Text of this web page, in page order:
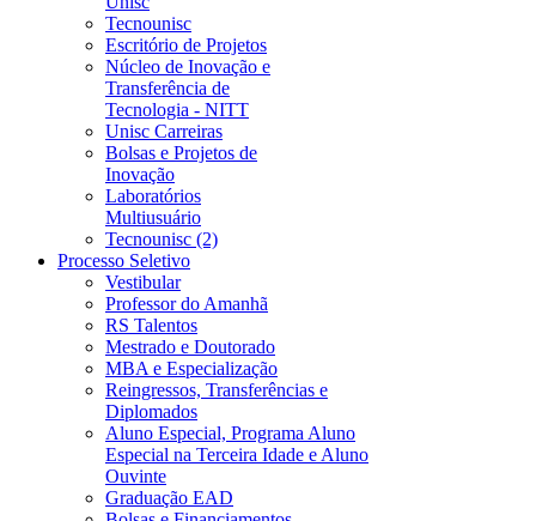
Tecnounisc
Escritório de Projetos
Núcleo de Inovação e
Transferência de
Tecnologia - NITT
Unisc Carreiras
Bolsas e Projetos de
Inovação
Laboratórios
Multiusuário
Tecnounisc (2)
Processo Seletivo
Vestibular
Professor do Amanhã
RS Talentos
Mestrado e Doutorado
MBA e Especialização
Reingressos, Transferências e
Diplomados
Aluno Especial, Programa Aluno
Especial na Terceira Idade e Aluno
Ouvinte
Graduação EAD